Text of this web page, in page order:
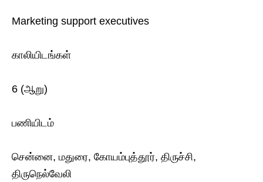
Marketing support executives
காலியிடங்கள்
6 (ஆறு)
பணியிடம்
சென்னை, மதுரை, கோயம்புத்தூர், திருச்சி,
திருநெல்வேலி